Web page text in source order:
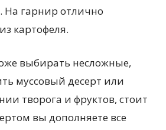
На гарнир отлично
картофеля.
выбирать несложные,
муссовый десерт или
творога и фруктов, стоит
вы дополняете все